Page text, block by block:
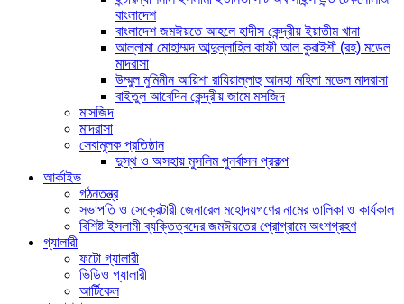
বাংলাদেশ
বাংলাদেশ জমঈয়তে আহলে হাদীস কেন্দ্রীয় ইয়াতীম খানা
আল্লামা মোহাম্মদ আব্দুল্লাহিল কাফী আল কুরাইশী (রহ) মডেল
মাদরাসা
উম্মুল মুমিনীন আয়িশা রাযিয়াল্লাহু আনহা মহিলা মডেল মাদরাসা
বাইতুল আবেদিন কেন্দ্রীয় জামে মসজিদ
মাসজিদ
মাদরাসা
সেবামূলক প্রতিষ্ঠান
দুস্থ ও অসহায় মুসলিম পুনর্বাসন প্রকল্প
আর্কাইভ
গঠনতন্ত্র
সভাপতি ও সেক্রেটারী জেনারেল মহোদয়গণের নামের তালিকা ও কার্যকাল
বিশিষ্ট ইসলামী ব্যক্তিত্বদের জমঈয়তের প্রোগ্রামে অংশগ্রহণ
গ্যালারী
ফটো গ্যালারী
ভিডিও গ্যালারী
আর্টিকেল